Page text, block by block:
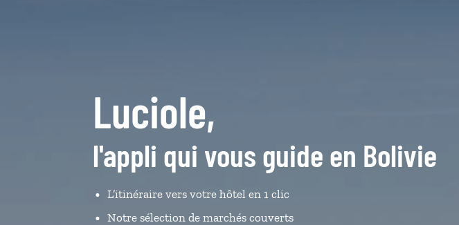
Luciole,
l'appli qui vous guide en Bolivie
L’itinéraire vers votre hôtel en 1 clic
Notre sélection de marchés couverts